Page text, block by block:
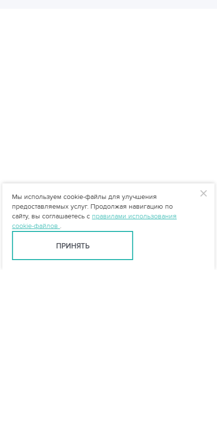
Мы используем cookie-файлы для улучшения
предоставляемых услуг. Продолжая навигацию по
сайту, вы соглашаетесь с правилами использования
cookie-файлов .
ПРИНЯТЬ